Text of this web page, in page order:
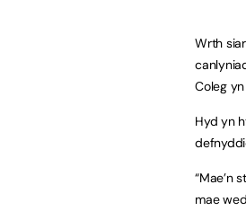
Wrth
Coleg
Hyd yn
“Mae’n
mae